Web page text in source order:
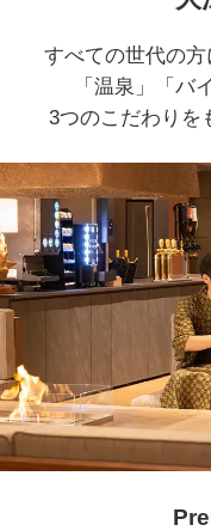
すべての世代の
「温泉」「バ
3つのこだわりを